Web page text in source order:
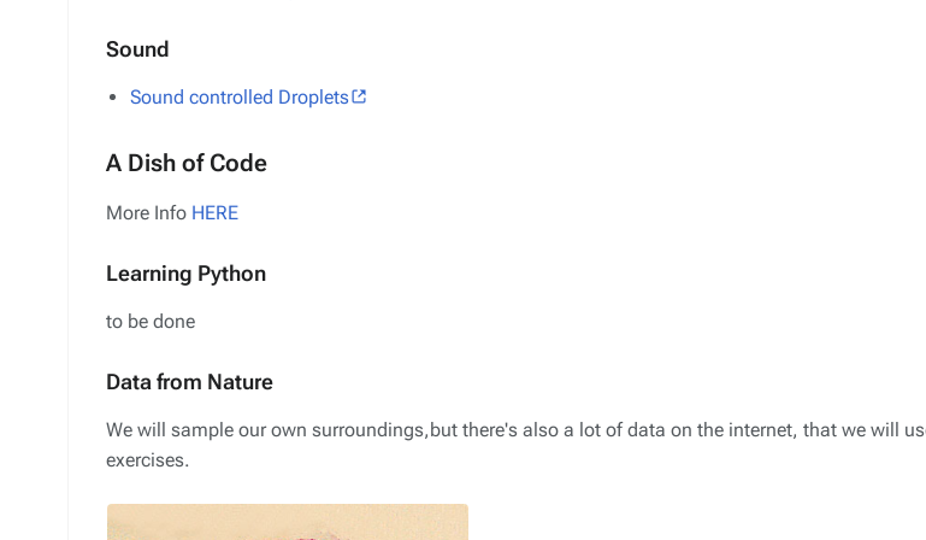
Sound
Sound controlled Droplets
A Dish of Code
More Info HERE
Learning Python
to be done
Data from Nature
We will sample our own surroundings,but there's also a lot of data on the internet, that we will
exercises.